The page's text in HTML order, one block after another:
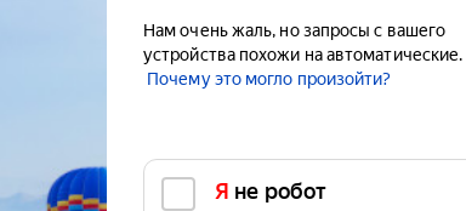
Нам очень жаль, но запросы с вашего
устройства похожи на автоматические.
Почему это могло произойти?
Я не робот